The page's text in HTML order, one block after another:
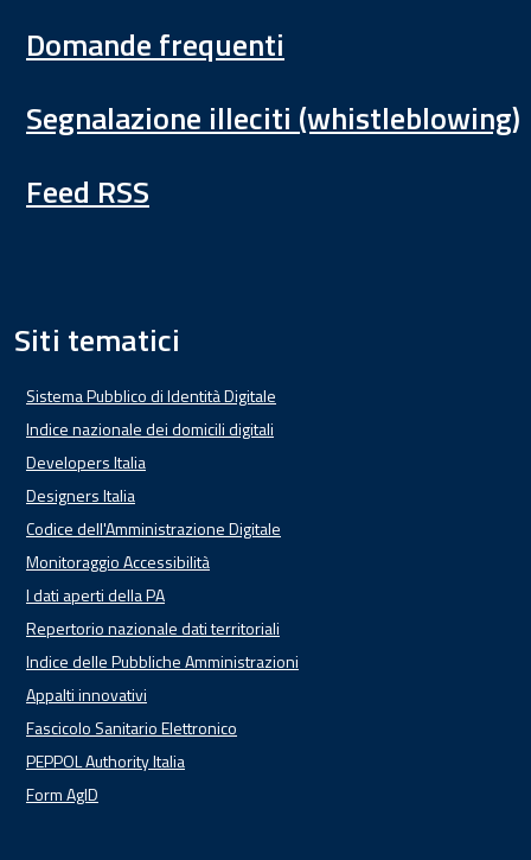
Domande frequenti
Segnalazione illeciti (whistleblowing)
Feed RSS
Siti tematici
Sistema Pubblico di Identità Digitale
Indice nazionale dei domicili digitali
Developers Italia
Designers Italia
Codice dell'Amministrazione Digitale
Monitoraggio Accessibilità
I dati aperti della PA
Repertorio nazionale dati territoriali
Indice delle Pubbliche Amministrazioni
Appalti innovativi
Fascicolo Sanitario Elettronico
PEPPOL Authority Italia
Form AgID